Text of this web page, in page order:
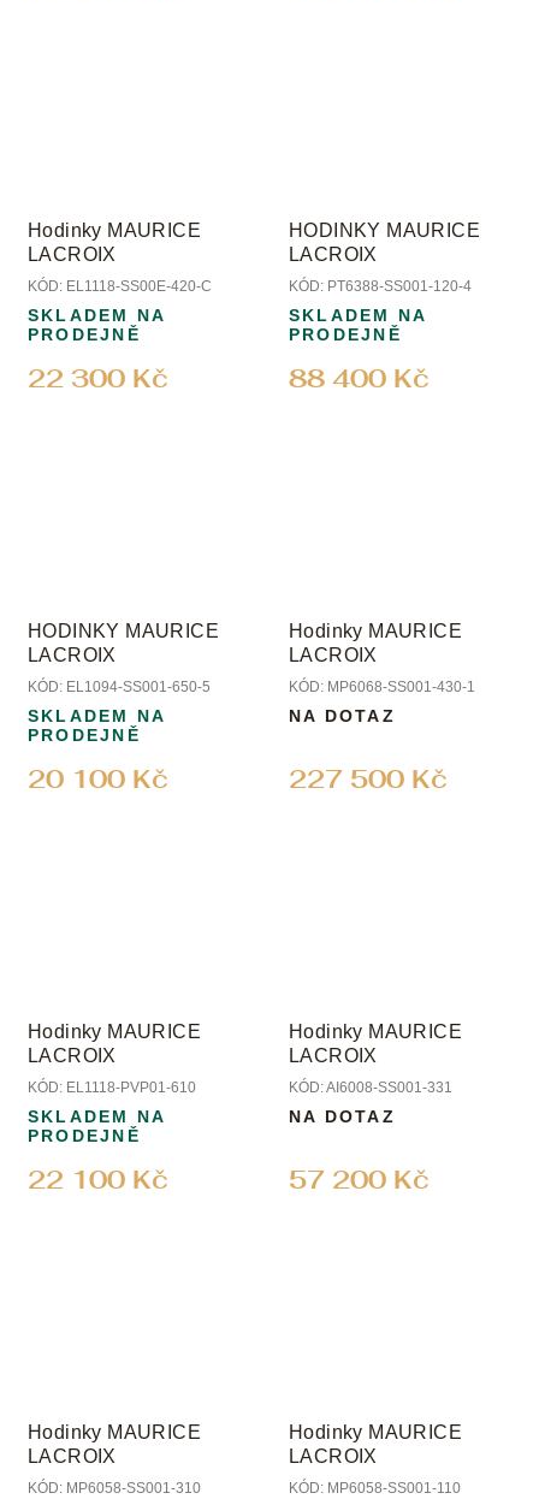
Hodinky MAURICE
LACROIX
KÓD: EL1118-SS00E-420-C
22 300 Kč
SKLADEM NA
PRODEJNĚ
HODINKY MAURICE
LACROIX
KÓD: PT6388-SS001-120-4
88 400 Kč
SKLADEM NA
PRODEJNĚ
HODINKY MAURICE
LACROIX
KÓD: EL1094-SS001-650-5
20 100 Kč
SKLADEM NA
PRODEJNĚ
Hodinky MAURICE
LACROIX
KÓD: MP6068-SS001-430-1
227 500 Kč
NA DOTAZ
Hodinky MAURICE
LACROIX
KÓD: EL1118-PVP01-610
22 100 Kč
SKLADEM NA
PRODEJNĚ
Hodinky MAURICE
LACROIX
KÓD:AI6008-SS001-331
57 200 Kč
NA DOTAZ
Hodinky MAURICE
LACROIX
KÓD: MP6058-SS001-310
Hodinky MAURICE
LACROIX
KÓD: MP6058-SS001-110